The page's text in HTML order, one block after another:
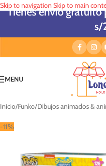
Skip to navigation Skip to main
Tienes envío gratuito
s/
MENU
Inicio/Funko/Dibujos animados &
-11%